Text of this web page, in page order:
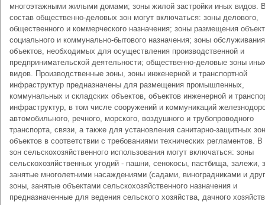
многоэтажными жилыми домами; зоны жилой застройки иных видов.
состав общественно-деловых зон могут включаться: зоны делового,
общественного и коммерческого назначения; зоны размещения
социального и коммунально-бытового назначения; зоны обслуживания
объектов, необходимых для осуществления производственной и
предпринимательской деятельности; общественно-деловые зоны
видов. Производственные зоны, зоны инженерной и транспортной
инфраструктур предназначены для размещения промышленных,
коммунальных и складских объектов, объектов инженерной и
инфраструктур, в том числе сооружений и коммуникаций
автомобильного, речного, морского, воздушного и трубопроводного
транспорта, связи, а также для установления санитарно-защитных
объектов в соответствии с требованиями технических регламентов. В
зон сельскохозяйственного использования могут включаться: зоны
сельскохозяйственных угодий - пашни, сенокосы, пастбища, залежи,
занятые многолетними насаждениями (садами, виноградниками и
зоны, занятые объектами сельскохозяйственного назначения и
предназначенные для ведения сельского хозяйства, дачного